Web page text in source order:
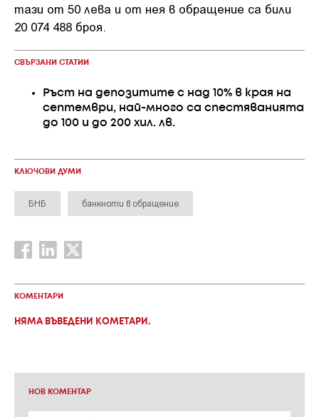
тази от 50 лева и от нея в обращение са били
20 074 488 броя.
СВЪРЗАНИ СТАТИИ
Ръст на депозитите с над 10% в края на
септември, най-много са спестяванията
до 100 и до 200 хил. лв.
КЛЮЧОВИ ДУМИ
БНБ банкноти в обращение
КОМЕНТАРИ
НЯМА ВЪВЕДЕНИ КОМЕТАРИ.
НОВ КОМЕНТАР